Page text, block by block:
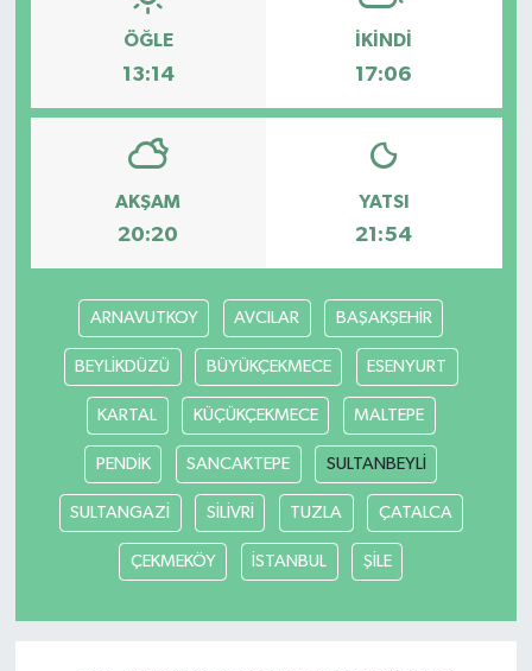
ÖĞLE
13:14
İKINDI
17:06
AKŞAM
20:20
YATSI
21:54
ARNAVUTKOY AVCILAR BAŞAKŞEHİR
BEYLİKDÜZÜ BÜYÜKÇEKMECE ESENYURT
KARTAL KÜÇÜKÇEKMECE MALTEPE
PENDİK SANCAKTEPE SULTANBEYLİ
SULTANGAZİ SİLİVRİ TUZLA ÇATALCA
ÇEKMEKÖY İSTANBUL ŞİLE